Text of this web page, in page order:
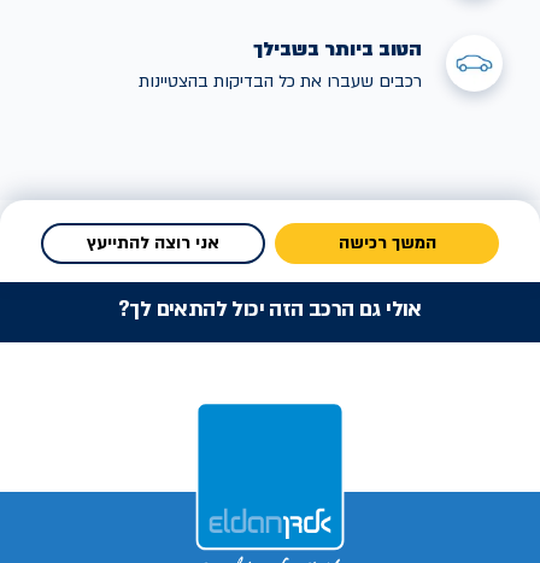
הטוב ביותר בשבילך
רכבים שעברו את כל הבדיקות בהצטיינות
המשך רכישה אני רוצה להתייעץ
אולי גם הרכב הזה יכול להתאים לך?